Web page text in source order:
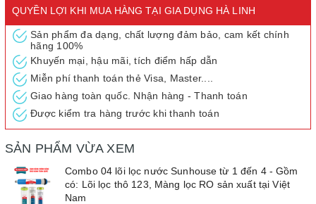
sau 3-6 tháng sử dụng để đạt hiệu quả tốt nhất.
QUYỀN LỢI KHI MUA HÀNG TẠI GIA DỤNG HÀ LINH
Sản phẩm đa dạng, chất lượng đảm bảo, cam kết chính
hãng 100%
Khuyến mại, hậu mãi, tích điểm hấp dẫn
Miễn phí thanh toán thẻ Visa, Master....
Giao hàng toàn quốc. Nhận hàng - Thanh toán
Được kiểm tra hàng trước khi thanh toán
SẢN PHẨM VỪA XEM
Combo 04 lõi lọc nước Sunhouse từ 1 đến 4 - Gồm
có: Lõi lọc thô 123, Màng lọc RO sản xuất tại Việt
Nam